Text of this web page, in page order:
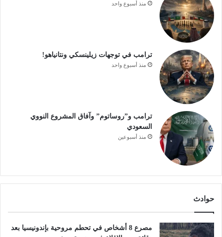
منذ أسبوع واحد
ترامب في توجهات زيلينسكي ونتانياهو!
منذ أسبوع واحد
ترامب و”روساتوم” وآفاق المشروع النووي
السعودي
منذ أسبوعين
حوادث
مصرع 8 أشخاص في تحطم مروحية بإندونيسيا بعد